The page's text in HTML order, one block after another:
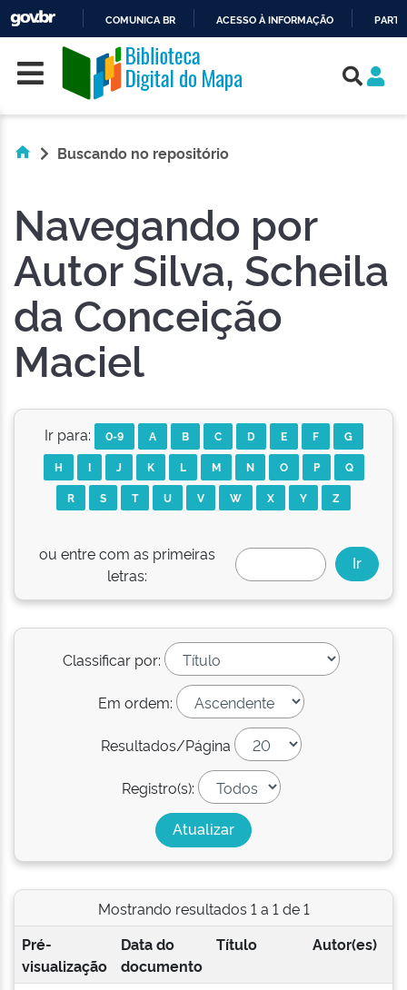
O
CONTEÚDO
COMUNICA BR ACESSO À INFORMAÇÃO
Skip navigation
Buscando no repositório
Navegando por
Autor Silva, Scheila
da Conceição
Maciel
Ir para: 0-9 A B C D E F
G
H
I J K L M N O P
Q
R
S T U V W X Y Z
ou entre com as primeiras
letras:
Classificar por:
Em ordem:
Resultados/Página
Registro(s):
Mostrando resultados 1 a 1 de 1
Pré-
visualização
Data do
documento
Título Autor(es)